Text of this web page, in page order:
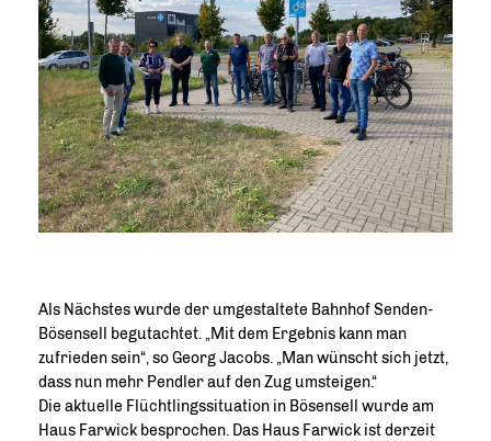
Als Nächstes wurde der umgestaltete Bahnhof Senden-
Bösensell begutachtet. „Mit dem Ergebnis kann man
zufrieden sein“, so Georg Jacobs. „Man wünscht sich jetzt,
dass nun mehr Pendler auf den Zug umsteigen.“
Die aktuelle Flüchtlingssituation in Bösensell wurde am
Haus Farwick besprochen. Das Haus Farwick ist derzeit